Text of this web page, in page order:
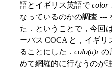
語とイギリス英語でcolor
なっているのかの調査 ---
た．ということで，今回
ーパス COCA と，イギリ
ることにした． colo(u)rの
めて網羅的に行なうのが